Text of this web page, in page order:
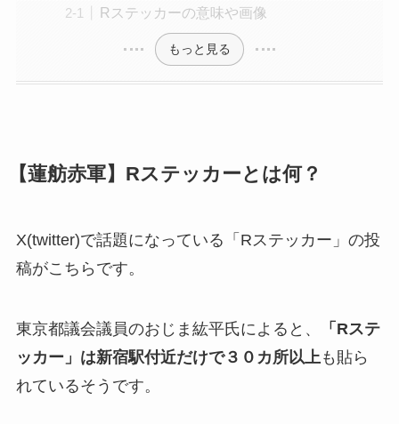
Rステッカーの意味や画像
もっと見る
【蓮舫赤軍】Rステッカーとは何？
X(twitter)で話題になっている「Rステッカー」の投
稿がこちらです。
東京都議会議員のおじま紘平氏によると、
「Rステ
ッカー」は新宿駅付近だけで３０カ所以上 も貼ら
れているそうです。